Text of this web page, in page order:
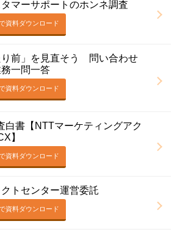
マーサポートのホンネ調査
資料ダウンロード
り前」を見直そう 問い合わせ
一問一答
資料ダウンロード
白書【NTTマーケティングアク
】
資料ダウンロード
トセンター運営委託
資料ダウンロード